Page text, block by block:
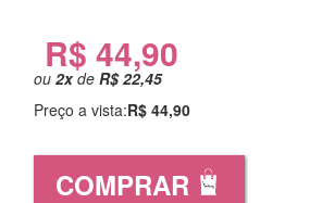
R$ 44,90
ou2xdeR$ 22,45
Preço a vista:R$ 44,90
COMPRAR